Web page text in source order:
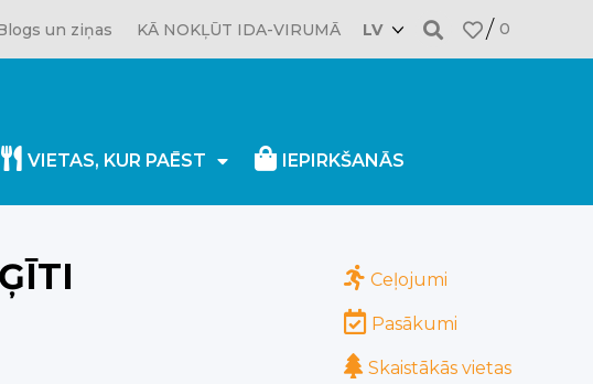
un ziņas KĀ NOKĻŪT IDA-VIRUMĀ LV 0
VIETAS, KUR PAĒST
IEPIRKŠANĀS
Ceļojumi
Pasākumi
Skaistākās vietas